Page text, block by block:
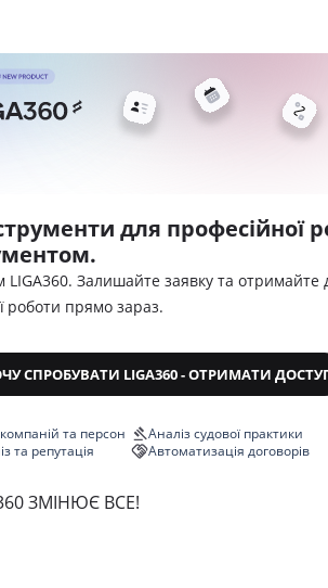
для професійної
LIGA360. Залишайте заявку та отримайте
роботи прямо зараз.
СПРОБУВАТИ LIGA360 - ОТРИМАТИ
та персон
та репутація
Аналіз судової практики
Автоматизація договорів
ЗМІНЮЄ ВСЕ!